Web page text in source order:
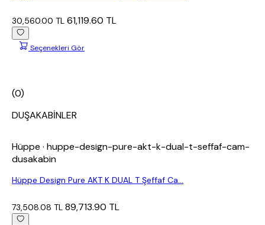
30,560.00 TL 61,119.60 TL
Seçenekleri Gör
(0)
DUŞAKABİNLER
Hüppe · huppe-design-pure-akt-k-dual-t-seffaf-cam-
dusakabin
Hüppe Design Pure AKT K DUAL T Şeffaf Ca...
73,508.08 TL 89,713.90 TL